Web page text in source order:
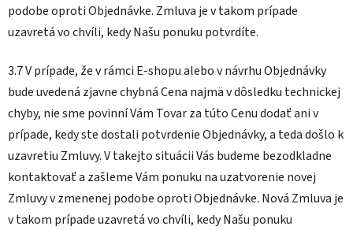
podobe oproti Objednávke. Zmluva je v takom prípade
uzavretá vo chvíli, kedy Našu ponuku potvrdíte.
3.7 V prípade, že v rámci E-shopu alebo v návrhu Objednávky
bude uvedená zjavne chybná Cena najmä v dôsledku technickej
chyby, nie sme povinní Vám Tovar za túto Cenu dodať ani v
prípade, kedy ste dostali potvrdenie Objednávky, a teda došlo k
uzavretiu Zmluvy. V takejto situácii Vás budeme bezodkladne
kontaktovať a zašleme Vám ponuku na uzatvorenie novej
Zmluvy v zmenenej podobe oproti Objednávke. Nová Zmluva je
v takom prípade uzavretá vo chvíli, kedy Našu ponuku